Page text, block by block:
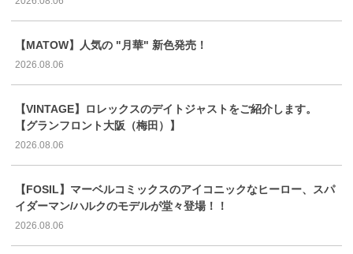
【MATOW】人気の "月華" 新色発売！
2026.08.06
【VINTAGE】ロレックスのデイトジャストをご紹介します。
【グランフロント大阪（梅田）】
2026.08.06
【FOSIL】マーベルコミックスのアイコニックなヒーロー、スパ
イダーマン/ハルクのモデルが堂々登場！！
2026.08.06